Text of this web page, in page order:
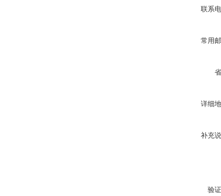
联系
常用
详细
补充
验